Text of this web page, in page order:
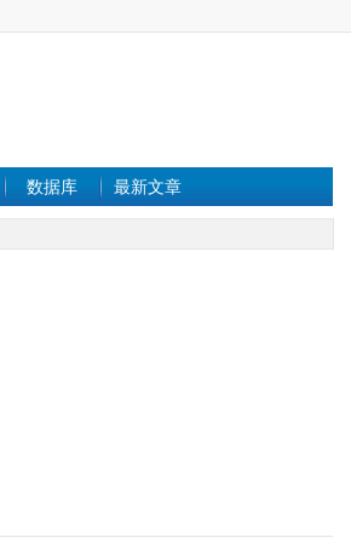
数据库 最新文章